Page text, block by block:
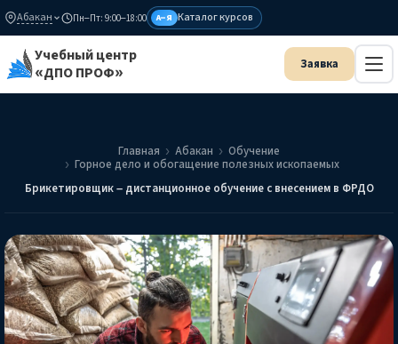
Абакан Пн–Пт: 9:00–18:00 А–Я Каталог курсов
Учебный центр
«ДПО ПРОФ»
Главная Абакан
Обучение
Горное дело и обогащение полезных ископаемых
Брикетировщик – дистанционное обучение с внесением в ФРДО